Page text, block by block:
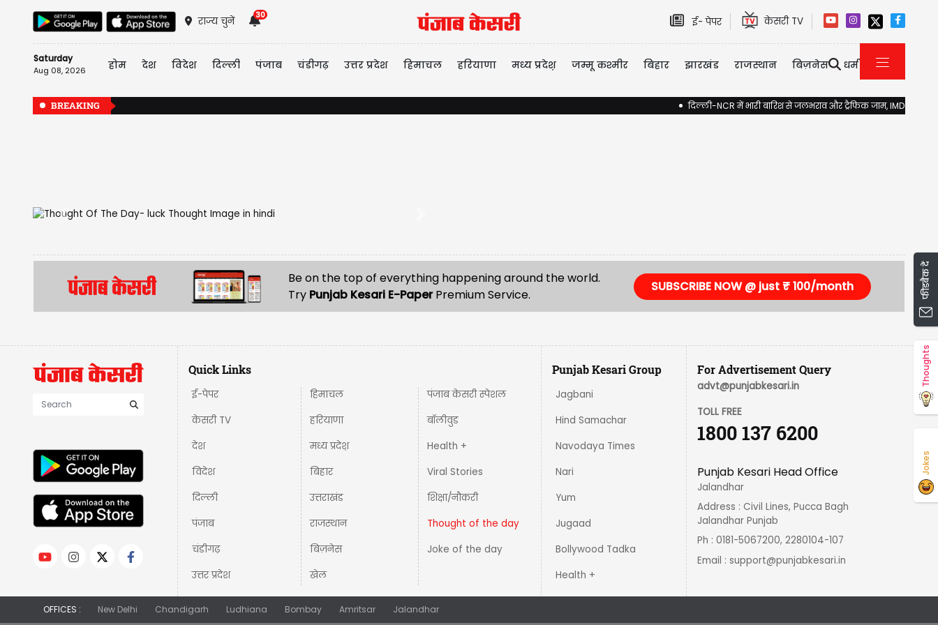
राज्य चुनें
30
ई- पेपर केसरी TV
Saturday
Aug 08, 2026 होम देश विदेश दिल्ली पंजाब चंडीगढ़ उत्तर प्रदेश हिमाचल हरियाणा मध्य प्रदेश़ जम्मू कश्मीर बिहार झारखंड राजस्थान बिज़नेस धर्म
BREAKING दिल्ली-NCR में भारी बारिश से जलभराव और ट्रैफिक जाम, IMD ने जारी
Previous
Be on the top of everything happening around the world.
Try Punjab Kesari E-PaperPremium Service.
SUBSCRIBE NOW @ just ₹ 100/month
Quick Links
ई-पेपर
केसरी TV
देश
विदेश
दिल्ली
पंजाब
चंडीगढ़
उत्तर प्रदेश
हिमाचल
हरियाणा
मध्य प्रदेश़
बिहार
उत्तराखंड
राजस्थान
बिज़नेस
खेल
पंजाब केसरी स्पेशल
बॉलीवुड
Health +
Viral Stories
शिक्षा/नौकरी
Thought of the day
Joke of the day
Punjab Kesari Group
Jagbani
Hind Samachar
Navodaya Times
Nari
Yum
Jugaad
Bollywood Tadka
Health +
For Advertisement Query
advt@punjabkesari.in
TOLL FREE
1800 137 6200
Punjab Kesari Head Office
Jalandhar
Address : Civil Lines, Pucca Bagh
Jalandhar Punjab
Ph : 0181-5067200, 2280104-107
Email :support@punjabkesari.in
OFFICES : New Delhi Chandigarh Ludhiana Bombay Amritsar Jalandhar
फीडबैक दें
Thoughts
Jokes